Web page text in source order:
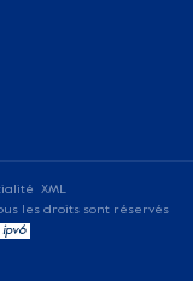
XML
les droits sont réservés